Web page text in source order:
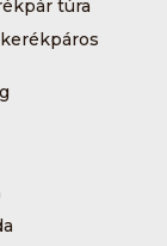
túra